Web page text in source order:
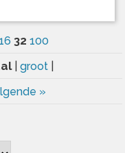
32 100
groot
»